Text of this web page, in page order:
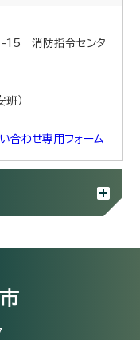
消防指令センタ
）
合わせ専用フォーム